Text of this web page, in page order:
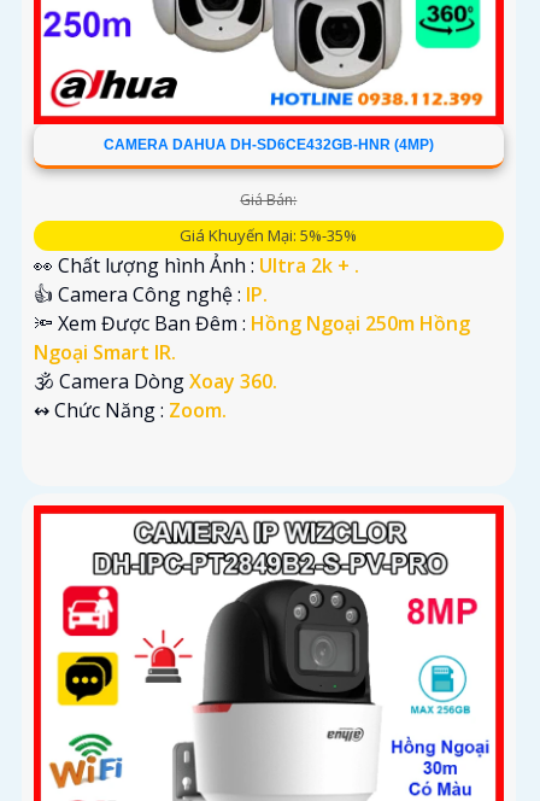
CAMERA DAHUA DH-SD6CE432GB-HNR (4MP)
Giá Bán:
Giá Khuyến Mại: 5%-35%
👀 Chất lượng hình Ảnh : Ultra 2k + .
👍 Camera Công nghệ : IP.
🔦 Xem Được Ban Đêm : Hồng Ngoại 250m Hồng
Ngoại Smart IR.
🕉️ Camera DòngXoay 360.
️↭ Chức Năng : Zoom.